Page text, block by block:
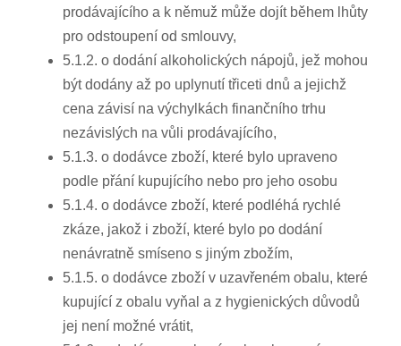
prodávajícího a k němuž může dojít během lhůty
pro odstoupení od smlouvy,
5.1.2. o dodání alkoholických nápojů, jež mohou
být dodány až po uplynutí třiceti dnů a jejichž
cena závisí na výchylkách finančního trhu
nezávislých na vůli prodávajícího,
5.1.3. o dodávce zboží, které bylo upraveno
podle přání kupujícího nebo pro jeho osobu
5.1.4. o dodávce zboží, které podléhá rychlé
zkáze, jakož i zboží, které bylo po dodání
nenávratně smíseno s jiným zbožím,
5.1.5. o dodávce zboží v uzavřeném obalu, které
kupující z obalu vyňal a z hygienických důvodů
jej není možné vrátit,